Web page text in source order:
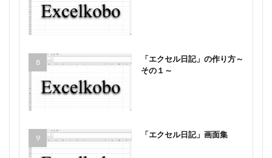
「エクセル日記」の作り方～
その１～
「エクセル日記」画面集